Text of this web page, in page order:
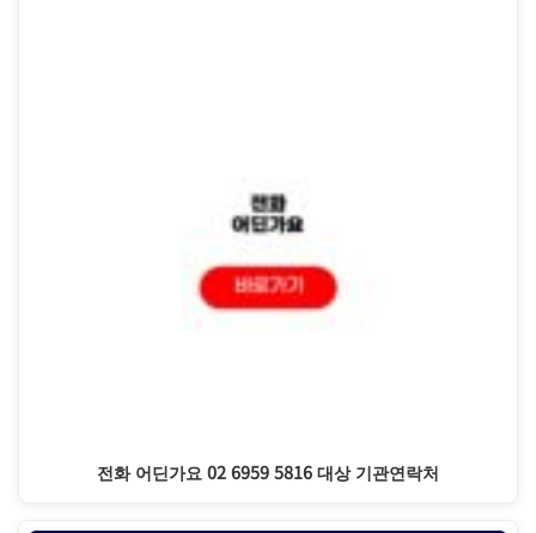
전화 어딘가요 02 6959 5816 대상 기관연락처